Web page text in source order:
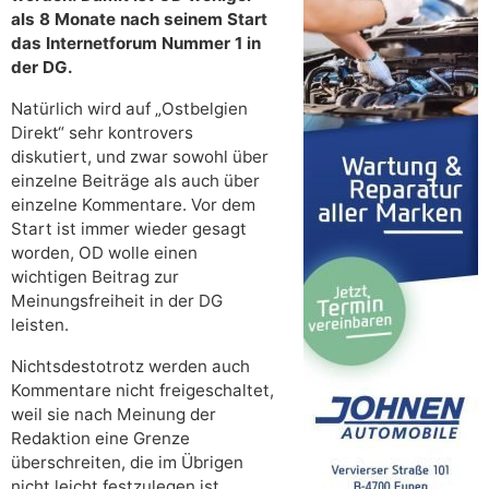
als 8 Monate nach seinem Start
das Internetforum Nummer 1 in
der DG.
Natürlich wird auf „Ostbelgien
Direkt“ sehr kontrovers
diskutiert, und zwar sowohl über
einzelne Beiträge als auch über
einzelne Kommentare. Vor dem
Start ist immer wieder gesagt
worden, OD wolle einen
wichtigen Beitrag zur
Meinungsfreiheit in der DG
leisten.
Nichtsdestotrotz werden auch
Kommentare nicht freigeschaltet,
weil sie nach Meinung der
Redaktion eine Grenze
überschreiten, die im Übrigen